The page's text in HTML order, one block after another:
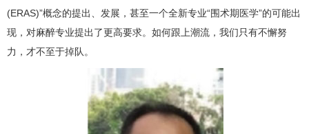
(ERAS)”概念的提出、发展，甚至一个全新专业“围术期医学”的可能出
现，对麻醉专业提出了更高要求。如何跟上潮流，我们只有不懈努
力，才不至于掉队。